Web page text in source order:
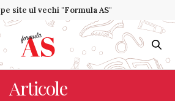
pe site ul vechi "Formula AS"
Articole